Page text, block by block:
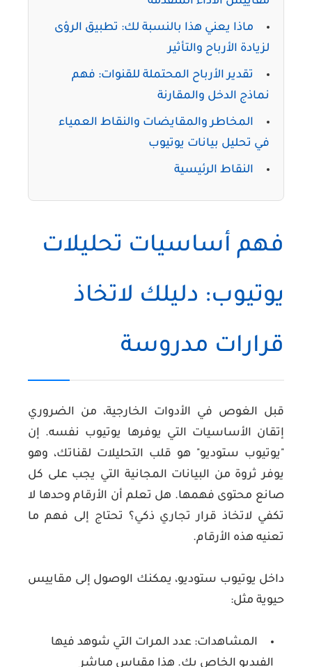
ماذا يعني هذا بالنسبة لك: تطبيق الرؤى
لزيادة الأرباح والتأثير
تقدير الأرباح المحتملة للقنوات: فهم
نماذج الدخل والمقارنة
المخاطر والمقايضات والنقاط العمياء
في تحليل بيانات يوتيوب
النقاط الرئيسية
فهم أساسيات تحليلات
يوتيوب: دليلك لاتخاذ
قرارات مدروسة
قبل الغوص في الأدوات الخارجية، من الضروري
إتقان الأساسيات التي يوفرها يوتيوب نفسه. إن
"يوتيوب ستوديو" هو قلب التحليلات لقناتك، وهو
يوفر ثروة من البيانات المجانية التي يجب على كل
صانع محتوى فهمها. هل تعلم أن الأرقام وحدها لا
تكفي لاتخاذ قرار تجاري ذكي؟ تحتاج إلى فهم ما
تعنيه هذه الأرقام.
داخل يوتيوب ستوديو، يمكنك الوصول إلى مقاييس
حيوية مثل:
المشاهدات: عدد المرات التي شوهد فيها
الفيديو الخاص بك. هذا مقياس مباشر